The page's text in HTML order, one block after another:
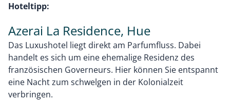
Hoteltipp:
Azerai La Residence, Hue
Das Luxushotel liegt direkt am Parfumfluss. Dabei
handelt es sich um eine ehemalige Residenz des
französischen Governeurs. Hier können Sie entspannt
eine Nacht zum schwelgen in der Kolonialzeit
verbringen.